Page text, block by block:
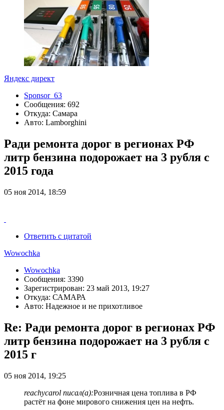
Яндекс директ
Sponsor_63
Сообщения: 692
Откуда: Самара
Авто: Lamborghini
Ради ремонта дорог в регионах РФ
литр бензина подорожает на 3 рубля с
2015 года
05 ноя 2014, 18:59
Ответить с цитатой
Wowochka
Wowochka
Сообщения: 3390
Зарегистрирован: 23 май 2013, 19:27
Откуда: САМАРА
Авто: Надежное и не прихотливое
Re: Ради ремонта дорог в регионах РФ
литр бензина подорожает на 3 рубля с
2015 г
05 ноя 2014, 19:25
reachycarol писал(а):Розничная цена топлива в РФ
растёт на фоне мирового снижения цен на нефть.